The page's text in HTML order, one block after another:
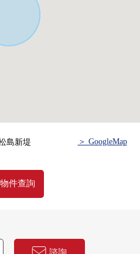
步行12分鐘的約890m
步行15分鐘的約1200m
島新堤 ＞ GoogleMap
件查詢